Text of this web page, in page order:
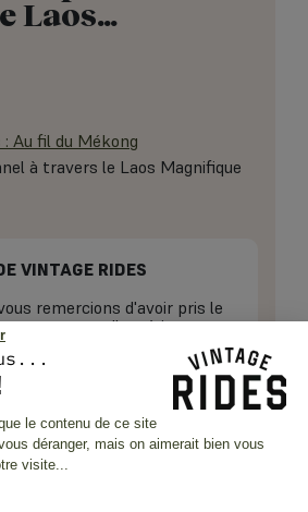
Laos…
Au fil du Mékong
à travers le Laos Magnifique
VINTAGE RIDES
remercions d'avoir pris le
ce retour d'expérience.
voyage moto au Laos a été
tel sentiment est gratifiant
qui travaillent sur ces
apprécions la confiance que
pour cette
A bientôt.
le contenu de ce site
déranger, mais on aimerait bien vous
visite...